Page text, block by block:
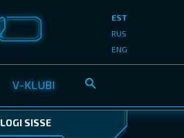
V-KLUBI
EST
RUS
ENG
LOGI SISSE